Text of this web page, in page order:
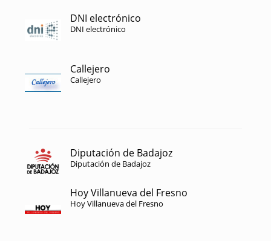
DNI electrónico
DNI electrónico
Callejero
Callejero
Diputación de Badajoz
Diputación de Badajoz
Hoy Villanueva del Fresno
Hoy Villanueva del Fresno